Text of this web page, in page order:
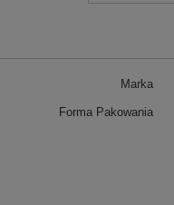
Marka
Forma Pakowania